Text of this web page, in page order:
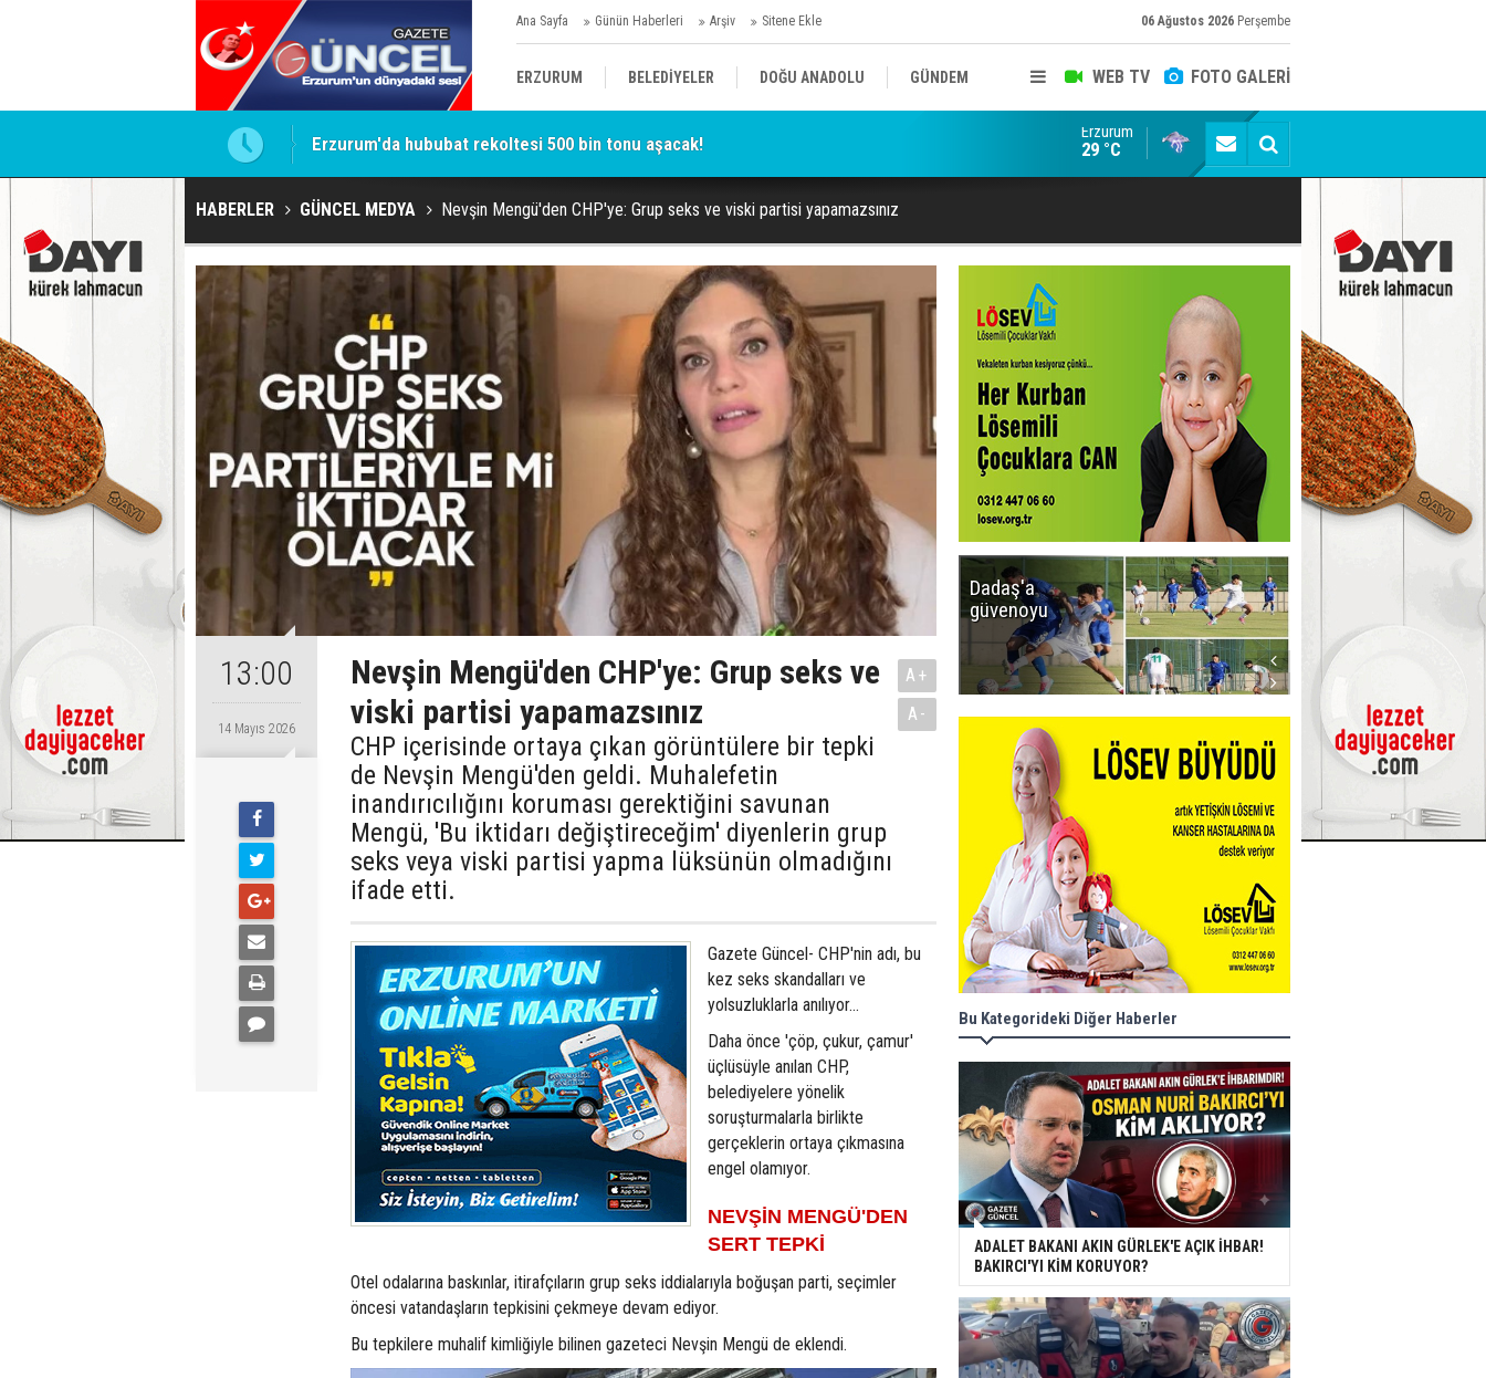
Ana Sayfa Günün Haberleri Arşiv Sitene Ekle 06 Ağustos 2026 Perşembe
WEB TV FOTO GALERİ
ERZURUM BELEDİYELER DOĞU ANADOLU GÜNDEM
SİYASET AFAD/ SAVAŞ
KÜLTÜR/SANAT//MAĞAZİN BODRUM
Erzurum'da hububat rekoltesi 500 bin tonu aşacak! Dadaş'a güvenoyu
Erzurum
29 °C
HABERLER GÜNCEL MEDYA Nevşin Mengü'den CHP'ye: Grup seks ve viski partisi yapamazsınız
13:00
14 Mayıs 2026
Nevşin Mengü'den CHP'ye: Grup seks ve
viski partisi yapamazsınız
CHP içerisinde ortaya çıkan görüntülere bir tepki
de Nevşin Mengü'den geldi. Muhalefetin
inandırıcılığını koruması gerektiğini savunan
Mengü, 'Bu iktidarı değiştireceğim' diyenlerin grup
seks veya viski partisi yapma lüksünün olmadığını
ifade etti.
A+
A-
Gazete Güncel- CHP'nin adı, bu
kez seks skandalları ve
yolsuzluklarla anılıyor...
Daha önce 'çöp, çukur, çamur'
üçlüsüyle anılan CHP,
belediyelere yönelik
soruşturmalarla birlikte
gerçeklerin ortaya çıkmasına
engel olamıyor.
NEVŞİN MENGÜ'DEN
SERT TEPKİ
Otel odalarına baskınlar, itirafçıların grup seks iddialarıyla boğuşan parti, seçimler
öncesi vatandaşların tepkisini çekmeye devam ediyor.
Bu tepkilere muhalif kimliğiyle bilinen gazeteci Nevşin Mengü de eklendi.
Dadaş'a
güvenoyu
stadyum
teşekkürü
Bu Kategorideki Diğer Haberler
ADALET BAKANI AKIN GÜRLEK'E AÇIK İHBAR!
BAKIRCI'YI KİM KORUYOR?